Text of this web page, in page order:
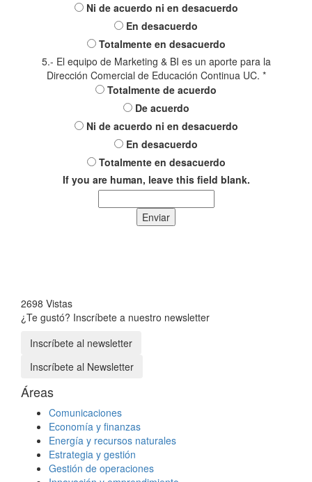
Ni de acuerdo ni en desacuerdo
En desacuerdo
Totalmente en desacuerdo
5.- El equipo de Marketing & BI es un aporte para la
Dirección Comercial de Educación Continua UC. *
Totalmente de acuerdo
De acuerdo
Ni de acuerdo ni en desacuerdo
En desacuerdo
Totalmente en desacuerdo
If you are human, leave this field blank.
Enviar
2698 Vistas
¿Te gustó? Inscríbete a nuestro newsletter
Inscríbete al newsletter
Inscríbete al Newsletter
Áreas
Comunicaciones
Economía y finanzas
Energía y recursos naturales
Estrategia y gestión
Gestión de operaciones